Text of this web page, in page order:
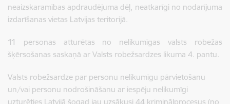
neaizskaramības apdraudējuma dēļ, neatkarīgi no nodarījuma
izdarīšanas vietas Latvijas teritorijā.
11 personas atturētas no nelikumīgas valsts robežas
šķērsošanas saskaņā ar Valsts robežsardzes likuma 4. pantu.
Valsts robežsardze par personu nelikumīgu pārvietošanu
un/vai personu nodrošināšanu ar iespēju nelikumīgi
uzturēties Latvijā šogad jau uzsākusi 44 kriminālprocesus (no